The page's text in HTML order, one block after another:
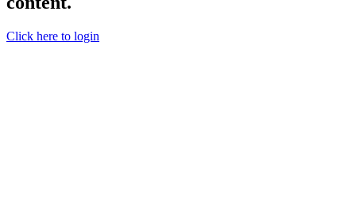
Click here to login